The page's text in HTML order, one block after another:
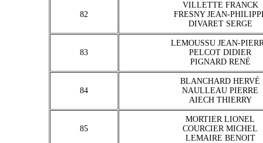
82
VILLETTE FRANCK
FRESNY JEAN-
DIVARET SERGE
83
LEMOUSSU JEAN-
PELCOT DIDIER
PIGNARD RENÉ
84
BLANCHARD HERVÉ
NAULLEAU PIERRE
AIECH THIERRY
85
MORTIER LIONEL
COURCIER MICHEL
LEMAIRE BENOIT